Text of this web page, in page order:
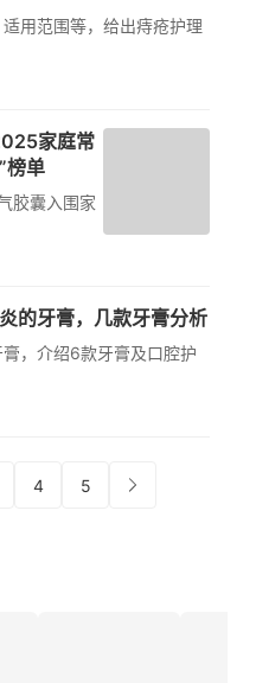
用范围等，给出痔疮护理
家庭常
榜单
胶囊入围家
的牙膏，几款牙膏分析
，介绍6款牙膏及口腔护
4 5